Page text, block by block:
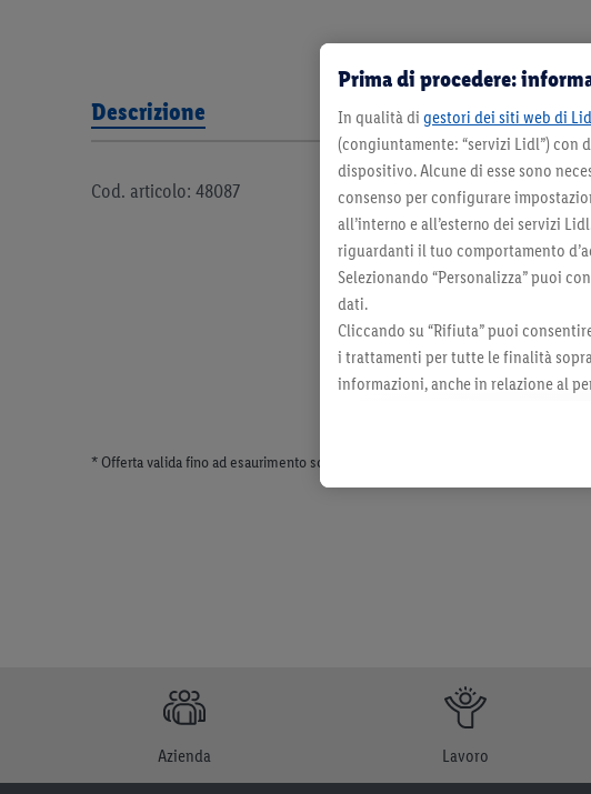
Descrizione
Cod. articolo: 48087
* Offerta valida fino ad esaurimento scorte. Tutti i prezzi senza decorazioni. I
Azienda Lavoro
Prima di procedere:
In qualità di gestori dei siti web di
(congiuntamente: “servizi Lidl”) con
dispositivo. Alcune di esse sono
consenso per configurare
all’interno e all’esterno dei servizi
riguardanti il tuo comportamento
Selezionando “Personalizza” puoi
dati.
Cliccando su “Rifiuta” puoi
i trattamenti per tutte le finalità
informazioni, anche in relazione al